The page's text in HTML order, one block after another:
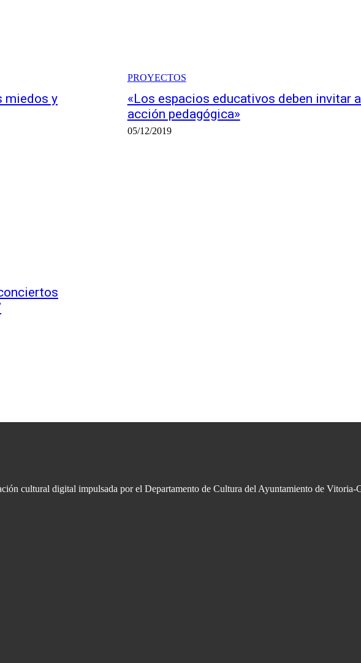
miedos y
PROYECTOS
«Los espacios educativos deben invitar
acción pedagógica»
05/12/2019
cultural digital impulsada por el Departamento de Cultura del Ayuntamiento de Vitoria-